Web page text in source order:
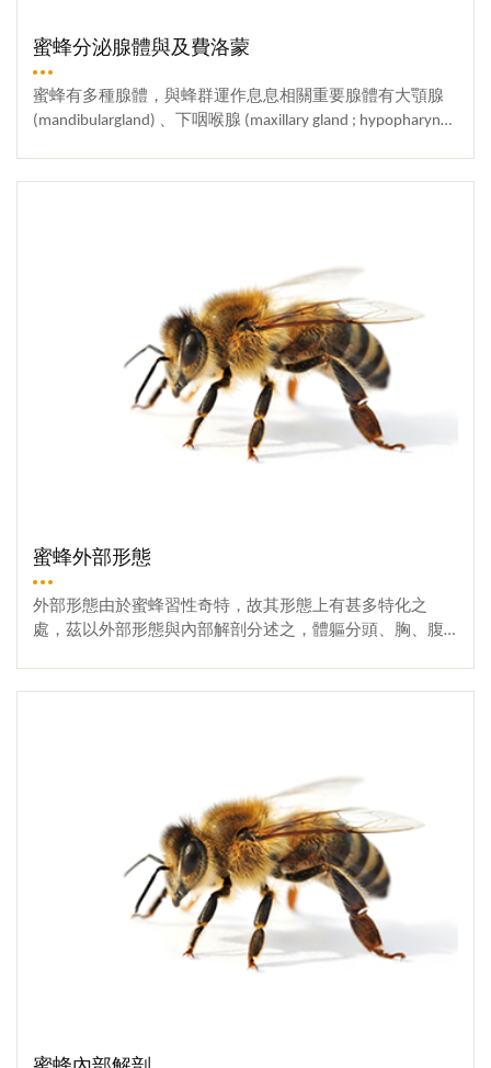
內微卵管數甚少，失去正常的生殖機能。工蜂從卵發育至
成蟲需時二十一天，即卵期三天，幼蟲孵化後彎曲而平躺
於巢房內，幼蟲發育至後期，蟲體幾乎充滿整個巢房，此
時工蜂停止餵食，並將巢房封上蠟蓋，封蓋後一、二天幼
的，染色體為單套，直接影響所生後代的遺傳性狀，關係
蜂群的盛衰及養蜂者的收成。蜂群在繁殖期會產生大量雄
蜂，以利蜂群擴散繁殖；然雄蜂並不採花粉及花蜜，所以
在非繁殖期的冬季，由於外界粉蜜源不足，雄蜂會被工蜂
追趕至巢底板上或蜂羣外圍區域，不能自由進食，棄於巢
外，慘遭餓死。
蜜蜂分泌腺體與及費洛蒙
蜜蜂有多種腺體，與蜂群運作息息相關重要腺體有大顎腺
(mandibulargland) 、下咽喉腺 (maxillary gland ; hypopharynge
為「蜂王質」(queen substance) ，9-ODA 可稱為強力的性費
洛蒙，能引誘雄蜂交尾、同時也可抑制工蜂卵巢發育、促
使工蜂供應食物、引誘工蜂服侍等作用。還有維持蜂群的
正常運作、不會分封及穩定蜂勢之重要作用。其含量佔蜂
王大顎腺分泌物的三分之二，其含量與日齡、是否交尾及
季節等有關，老蜂王的含量逐漸減低，會使工蜂建造「取
代王臺」，如果除去蜂王的大顎腺，會失去吸引工蜂的作
用。蜂王大顎線另一種分泌物為 (E)-9-羥基-2-癸烯酸 (9-HD
A ;(E)9-Hydroxy-2-decenoic acid) ，能抑制工蜂培育蜂王，與
腺，也能抑制工蜂培育蜂王。工蜂大顎腺分泌物為10-羥基-
(E)-癸烯酸 (10-HDA;10-hydroxy-(E)-2-decenoic acid) ，此化合
物是育幼食物的主成分，剛羽化之工蜂其 10-HDA 含量很
少，會隨日齡增長而增多。被隔離飼養的獨居工蜂 ，10-HD
蜂奈氏腺費洛蒙 ( Nasonov gland pheromone ) 主成分為香葉
草醇 ( geraniol ) ，有甜的玫瑰花香味。剛羽化的工蜂此腺的
分泌很少至開始外出採集日齡，分泌物逐漸增加 ，到28日
齡時達最高量。奈氏腺費洛蒙有定向及穩定分封群的作
用，當採集蜂回巢找不到入口，守衛工蜂會放出此種費洛
蒙，並且搧風把味道散出來指引方向。 另外，蜂群分封
時，奈氏腺費洛蒙與蜂王質的 9-ODA一起作用，以穩定分
封群。蜜蜂發出此種費洛蒙，可引誘及導引其它的工蜂來
洛蒙，是警報費洛蒙的來源之一。蜜蜂螫人後螫針從蜂體
More
蜜蜂外部形態
外部形態由於蜜蜂習性奇特，故其形態上有甚多特化之
處，茲以外部形態與內部解剖分述之，體軀分頭、胸、腹
眼，而雄蜂之複眼發達，上有小眼八千個左右。單眼 (ocellu
s) 三個，呈三角形排列在兩複眼之間。觸角 (antenna) 一對
位於兩複眼內側，由柄節 (scape) 、梗節 (pedicel) 及鞭節 (fla
gellum) 構成，柄節及梗節各為一節，蜂王及工蜂之鞭節各
為十節，雄蜂為十一節，觸角為蜜蜂主要的感覺器官。頭
之下方著生口器，蜜蜂之口器屬嚼吮式 (chewing-lapping typ
e) ，由上唇 (labrum) 、大顎 (mandible) 、小顎 (maxilla) 和特
化的下唇 (labium) 構成。大顎左右各一，堅固而具小齒，適
於咀嚼食物和咬開巢房蓋 ，小顎及下唇延長密合而形成吸
More